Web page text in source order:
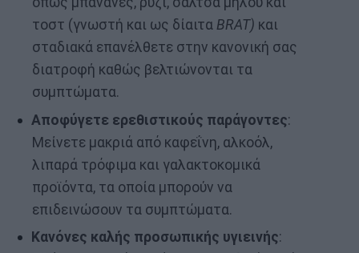
τοστ (γνωστή και ως δίαιτα BRAT) και
σταδιακά επανέλθετε στην κανονική σας
διατροφή καθώς βελτιώνονται τα
συμπτώματα.
Αποφύγετε ερεθιστικούς παράγοντες:
Μείνετε μακριά από καφεΐνη, αλκοόλ,
λιπαρά τρόφιμα και γαλακτοκομικά
προϊόντα, τα οποία μπορούν να
επιδεινώσουν τα συμπτώματα.
Κανόνες καλής προσωπικής υγιεινής: